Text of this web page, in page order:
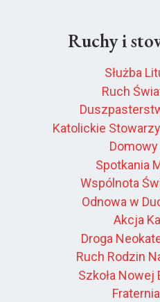
Ruchy i
Służba
Ruch
Katolickie
Domowy
Spotkania
Wspólnota
Odnowa w
Akcja
Droga
Ruch Rodzin
Szkoła Nowej